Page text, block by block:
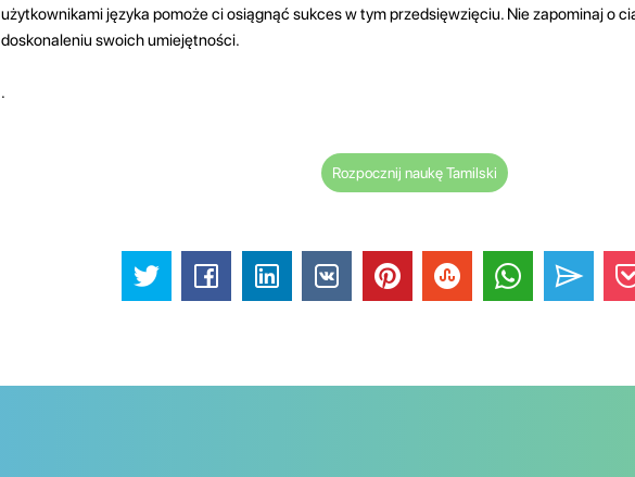
użytkownikami języka pomoże ci osiągnąć sukces w tym przedsięwzięciu. Nie zapominaj o
doskonaleniu swoich umiejętności.
.
Rozpocznij naukę Tamilski